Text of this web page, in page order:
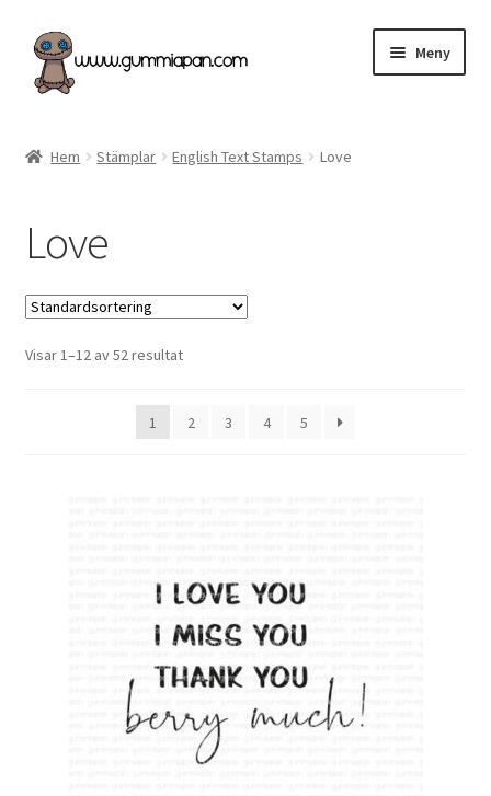
Hoppa
till
navigering
Hoppa
till
innehåll
Meny
Nyheter & Påfyllt!
Återförsäljare
Butiken
Hem Stämplar English Text Stamps Love
Love
Visar 1–12 av 52 resultat
1 2 3 4 5